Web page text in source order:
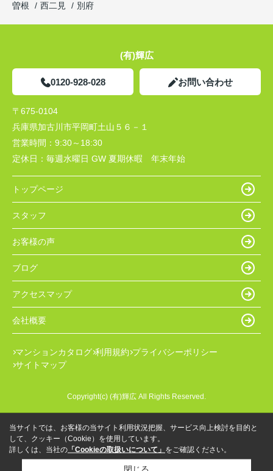
曽根
西二見 別府
(有)輝広
0120-928-028 お問い合わせ
〒675-0104
兵庫県加古川市平岡町土山５６－１
営業時間： 9:30～18:30
定休日： 毎週水曜日 GW 夏期休暇 年末年始
トップページ
スタッフ
お客様の声
ブログ
アクセスマップ
会社概要
マンションカタログ 利用規約 プライバシーポリシー
サイトマップ
Copyright(c) (有)輝広 All Rights Reserved.
当サイトでは、お客様の当サイト利用状況把握、サービス向上検討を目的と
して、クッキー（Cookie）を使用しています。
詳しくは、当社の 「Cookieの取扱いについて」 をご確認ください。
閉じる